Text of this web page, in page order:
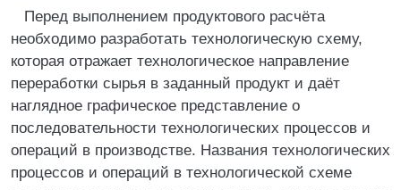
Перед выполнением продуктового расчёта
необходимо разработать технологическую схему,
которая отражает технологическое направление
переработки сырья в заданный продукт и даёт
наглядное графическое представление о
последовательности технологических процессов и
операций в производстве. Названия технологических
процессов и операций в технологической схеме